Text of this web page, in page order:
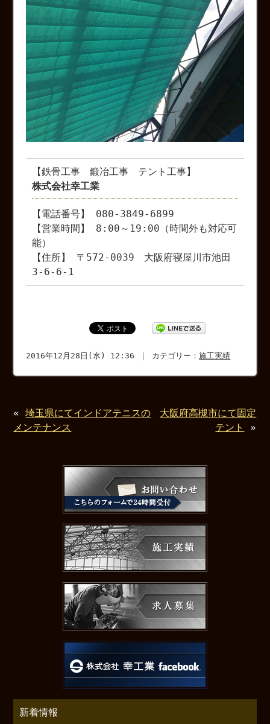
【鉄骨工事 鍛冶工事 テント工事】
株式会社幸工業
【電話番号】 080-3849-6899
【営業時間】 8:00～19:00（時間外も対応可
能）
【住所】 〒572-0039 大阪府寝屋川市池田
3-6-6-1
2016年12月28日(水) 12:36 ｜ カテゴリー：施工実績
«埼玉県にてインドアテニスの
メンテナンス
大阪府高槻市にて固定
テント
»
新着情報